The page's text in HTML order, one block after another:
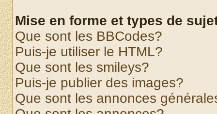
Mise en forme et types de
Que sont les BBCodes?
Puis-je utiliser le HTML?
Que sont les smileys?
Puis-je publier des images?
Que sont les annonces